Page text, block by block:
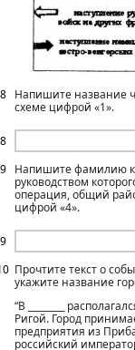
8
8
Напишите название
схеме цифрой «1».
9
9
Напишите фамилию
руководством
операция, общий
цифрой «4».
Прочтите текст о
укажите название
“В ________
Ригой. Город
предприятия из
российский